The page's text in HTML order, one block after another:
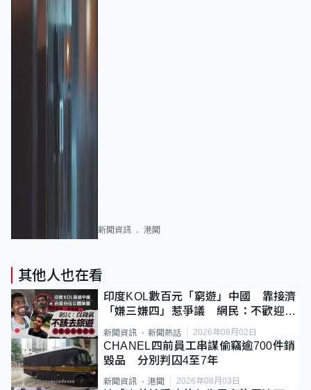
新聞資訊 港聞
其他人也在看
印度KOL數百元「窮遊」中國 靠接濟
「嫌三嫌四」惹爭議 網民：不歡迎劣
質旅客
新聞資訊 新聞熱話 2026年08月02日
CHANEL四前員工串謀偷竊逾700件銷
毀品 分別判囚4至7年
新聞資訊 港聞 2026年08月03日